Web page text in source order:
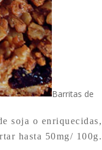
Barritas de
soja o enriquecidas,
hasta 50mg/ 100g.